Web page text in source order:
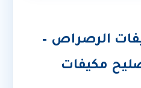
الرصراص –
مكيفات